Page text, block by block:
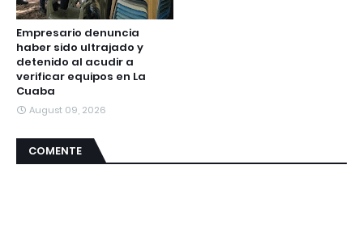
Empresario denuncia
haber sido ultrajado y
detenido al acudir a
verificar equipos en La
Cuaba
August 09, 2026
COMENTE